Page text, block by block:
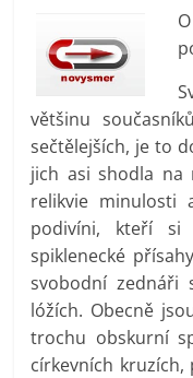
většinu
sečtělejších, je to
jich asi shodla na
relikvie minulosti
podivíni, kteří
spiklenecké
svobodní zednáři
lóžích. Obecně
trochu obskurní
církevních kruzích,